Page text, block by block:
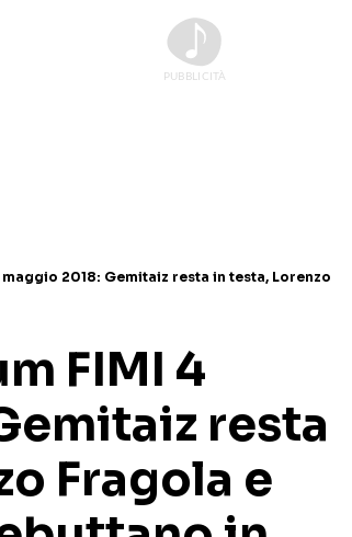
TALENT SHOW
2018: Gemitaiz resta in testa, Lorenzo
FIMI 4
resta
Fragola e